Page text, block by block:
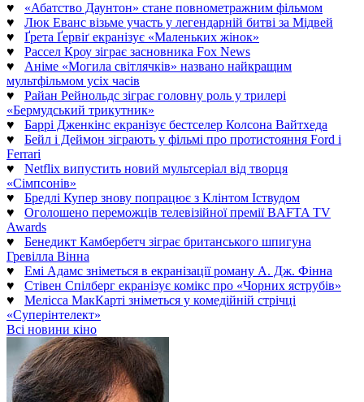
♥ «Абатство Даунтон» стане повнометражним фільмом
♥ Люк Еванс візьме участь у легендарній битві за Мідвей
♥ Ґрета Ґервіґ екранізує «Маленьких жінок»
♥ Рассел Кроу зіграє засновника Fox News
♥ Аніме «Могила світлячків» названо найкращим
мультфільмом усіх часів
♥ Райан Рейнольдс зіграє головну роль у трилері
«Бермудський трикутник»
♥ Баррі Дженкінс екранізує бестселер Колсона Вайтхеда
♥ Бейл і Деймон зіграють у фільмі про протистояння Ford і
Ferrari
♥ Netflix випустить новий мультсеріал від творця
«Сімпсонів»
♥ Бредлі Купер знову попрацює з Клінтом Іствудом
♥ Оголошено переможців телевізійної премії BAFTA TV
Awards
♥ Бенедикт Камбербетч зіграє британського шпигуна
Гревілла Вінна
♥ Емі Адамс зніметься в екранізації роману А. Дж. Фінна
♥ Стівен Спілберг екранізує комікс про «Чорних яструбів»
♥ Мелісса МакКарті зніметься у комедійній стрічці
«Суперінтелект»
Всі новини кіно